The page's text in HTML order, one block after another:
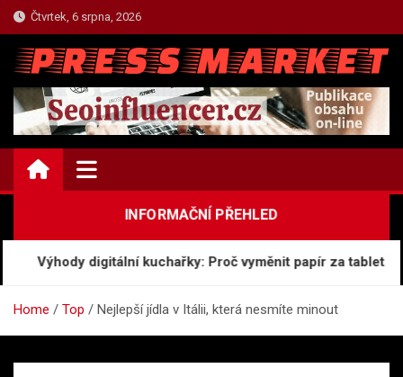
Skip
to
content
Čtvrtek, 6 srpna, 2026
TOP.PRESSMARKET.CZ
Press Centrum Informací
INFORMAČNÍ PŘEHLED
Výhody digitální kuchařky: Proč vyměnit papír za tablet
Home Top Nejlepší jídla v Itálii, která nesmíte minout